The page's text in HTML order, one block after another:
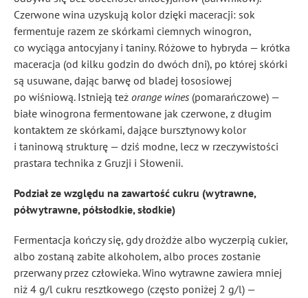
Czerwone wina uzyskują kolor dzięki maceracji: sok
fermentuje razem ze skórkami ciemnych winogron,
co wyciąga antocyjany i taniny. Różowe to hybryda — krótka
maceracja (od kilku godzin do dwóch dni), po której skórki
są usuwane, dając barwę od bladej łososiowej
po wiśniową. Istnieją też orange wines (pomarańczowe) —
białe winogrona fermentowane jak czerwone, z długim
kontaktem ze skórkami, dające bursztynowy kolor
i taninową strukturę — dziś modne, lecz w rzeczywistości
prastara technika z Gruzji i Słowenii.
Podział ze względu na zawartość cukru (wytrawne,
półwytrawne, półsłodkie, słodkie)
Fermentacja kończy się, gdy drożdże albo wyczerpią cukier,
albo zostaną zabite alkoholem, albo proces zostanie
przerwany przez człowieka. Wino wytrawne zawiera mniej
niż 4 g/l cukru resztkowego (często poniżej 2 g/l) —